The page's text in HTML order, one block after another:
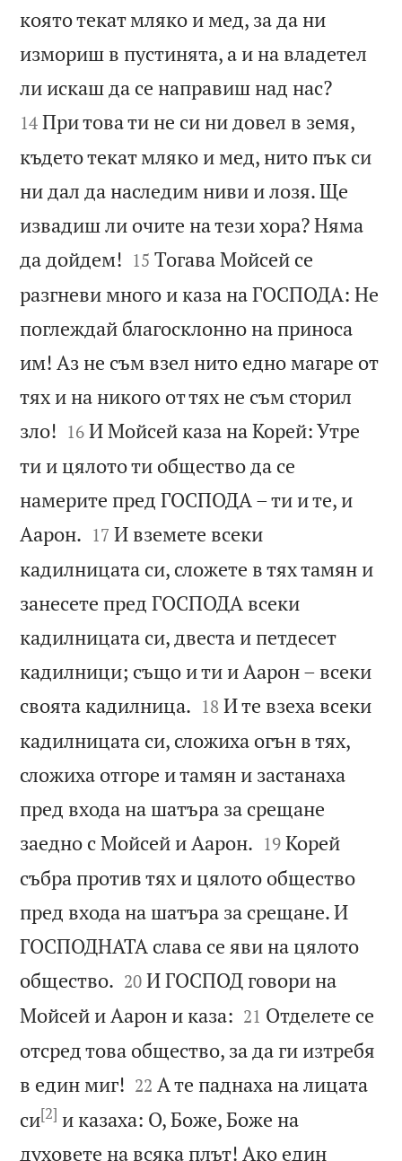
която текат мляко и мед, за да ни
измориш в пустинята, а и на владетел
ли искаш да се направиш над нас?
14 При това ти не си ни довел в земя,
където текат мляко и мед, нито пък си
ни дал да наследим ниви и лозя. Ще
извадиш ли очите на тези хора? Няма
да дойдем! 

15 Тогава Мойсей се
разгневи много и каза на ГОСПОДА: Не
поглеждай благосклонно на приноса
им! Аз не съм взел нито едно магаре от
тях и на никого от тях не съм сторил
зло! 

16 И Мойсей каза на Корей: Утре
ти и цялото ти общество да се
намерите пред ГОСПОДА – ти и те, и
Аарон. 

17 И вземете всеки
кадилницата си, сложете в тях тамян и
занесете пред ГОСПОДА всеки
кадилницата си, двеста и петдесет
кадилници; също и ти и Аарон – всеки
своята кадилница. 

18 И те взеха всеки
кадилницата си, сложиха огън в тях,
сложиха отгоре и тамян и застанаха
пред входа на шатъра за срещане
заедно с Мойсей и Аарон. 

19 Корей
събра против тях и цялото общество
пред входа на шатъра за срещане. И
ГОСПОДНАТА слава се яви на цялото
общество. 

20 И ГОСПОД говори на
Мойсей и Аарон и каза: 

21 Отделете се
отсред това общество, за да ги изтребя
в един миг! 

22 А те паднаха на лицата
си[2] и казаха: О, Боже, Боже на
духовете на всяка плът! Ако един